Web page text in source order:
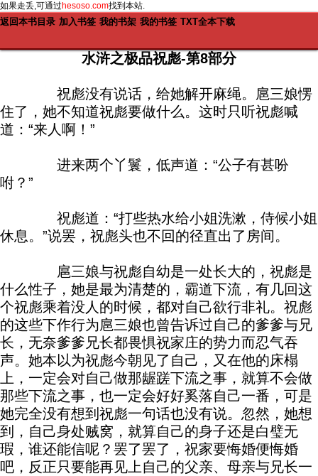
如果走丢,可通过hesoso.com找到本站.
返回本书目录 加入书签 我的书架 我的书签 TXT全本下载
水浒之极品祝彪-第8部分
祝彪没有说话，给她解开麻绳。扈三娘愣
住了，她不知道祝彪要做什么。这时只听祝彪喊
道：“来人啊！”
进来两个丫鬟，低声道：“公子有甚吩
咐？”
祝彪道：“打些热水给小姐洗漱，侍候小姐
休息。”说罢，祝彪头也不回的径直出了房间。
扈三娘与祝彪自幼是一处长大的，祝彪是
什么性子，她是最为清楚的，霸道下流，有几回这
个祝彪乘着没人的时候，都对自己欲行非礼。祝彪
的这些下作行为扈三娘也曾告诉过自己的爹爹与兄
长，无奈爹爹兄长都畏惧祝家庄的势力而忍气吞
声。她本以为祝彪今朝见了自己，又在他的床榻
上，一定会对自己做那龌蹉下流之事，就算不会做
那些下流之事，也一定会好好奚落自己一番，可是
她完全没有想到祝彪一句话也没有说。忽然，她想
到，自己身处贼窝，就算自己的身子还是白璧无
瑕，谁还能信呢？罢了罢了，祝家要悔婚便悔婚
吧，反正只要能再见上自己的父亲、母亲与兄长一